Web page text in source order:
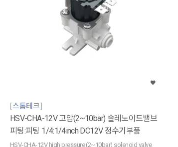
스톰테크
HSV-CHA-12V 고압(2~10bar) 솔레노이드밸브
피팅:피팅 1/4:1/4inch DC12V 정수기부품
HSV-CHA-12V high pressure (2~10bar) solenoid valve